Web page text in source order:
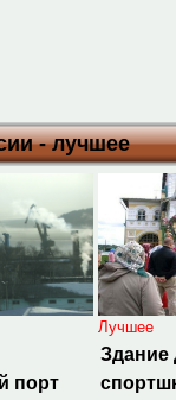
- лучшее
порт
Лучшее
Здание